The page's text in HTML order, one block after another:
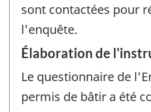
sont contactées pour
l'enquête.
Élaboration de
Le questionnaire de
permis de bâtir a été